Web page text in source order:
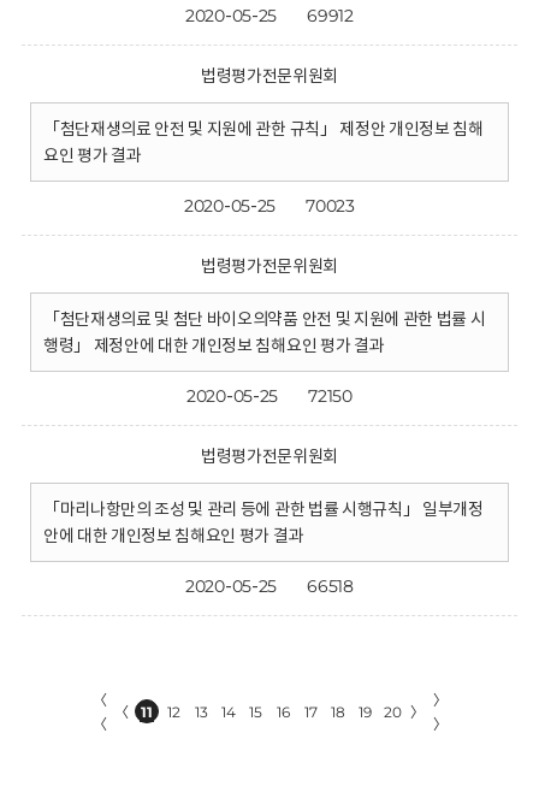
2020-05-25 69912
법령평가전문위원회
「첨단재생의료 안전 및 지원에 관한 규칙」 제정안 개인정보 침해
요인 평가 결과
2020-05-25 70023
법령평가전문위원회
「첨단재생의료 및 첨단 바이오의약품 안전 및 지원에 관한 법률 시
행령」 제정안에 대한 개인정보 침해요인 평가 결과
2020-05-25 72150
법령평가전문위원회
「마리나항만의 조성 및 관리 등에 관한 법률 시행규칙」 일부개정
안에 대한 개인정보 침해요인 평가 결과
2020-05-25 66518
〈
〈
〈 11 12 13 14 15 16 17 18 19 20 〉
〉
〉